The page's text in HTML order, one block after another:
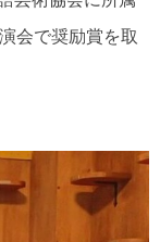
会で奨励賞を取